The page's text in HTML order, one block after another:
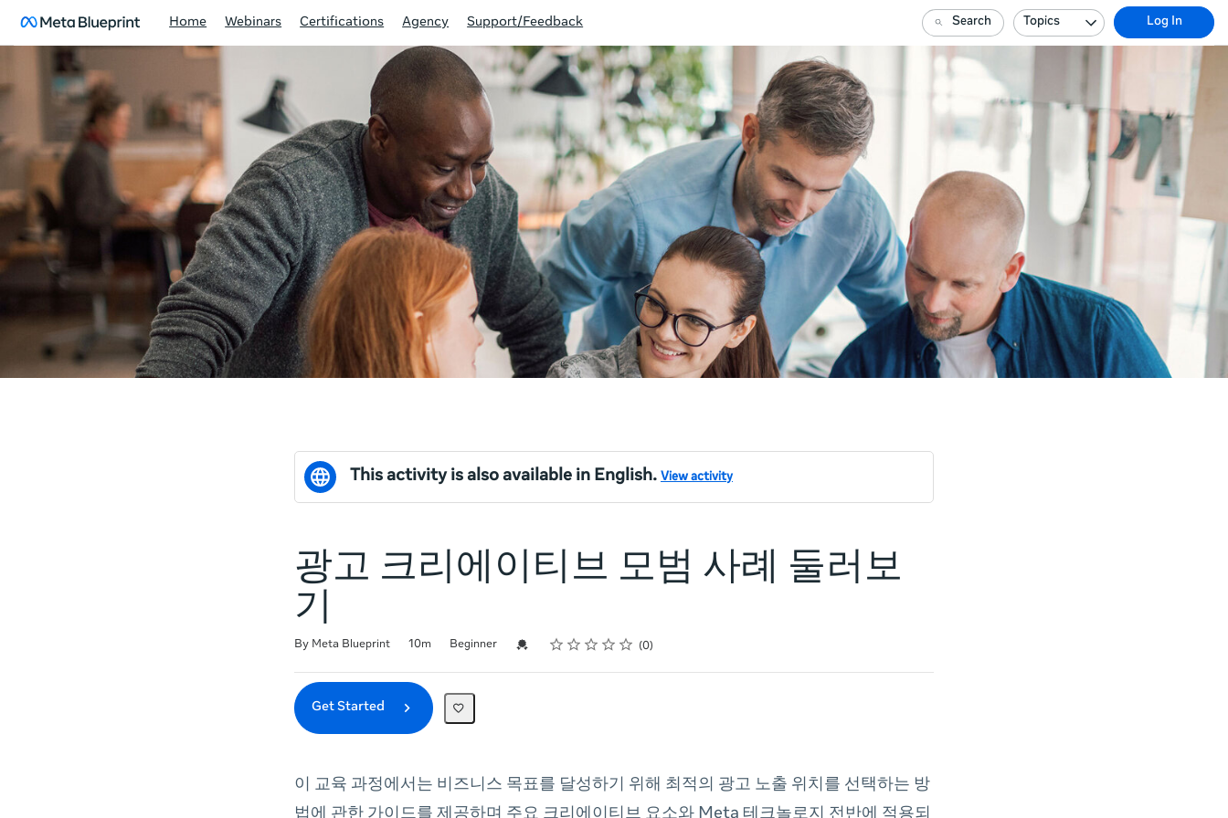
Home Webinars Certifications Agency Support/Feedback Search Topics Log In
This activity is also available in English. View activity
광고 크리에이티브 모범 사례 둘러보
기
By Meta Blueprint 10m Beginner Credential For Completion
Rating
1 star
2 stars
3 stars
4 stars
5 stars 0
Get Started
이 교육 과정에서는 비즈니스 목표를 달성하기 위해 최적의 광고 노출 위치를 선택하는 방
법에 관한 가이드를 제공하며 주요 크리에이티브 요소와 Meta 테크놀로지 전반에 적용되